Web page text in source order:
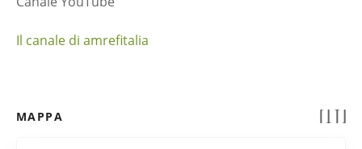
Il canale di amrefitalia
MAPPA